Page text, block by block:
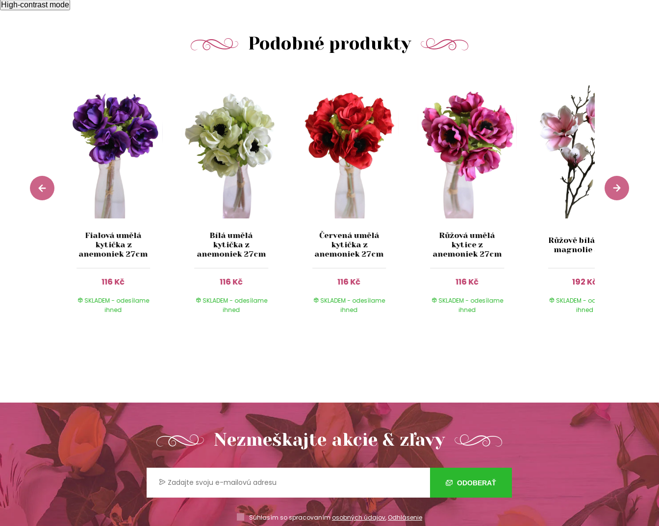
High-contrast mode
Podobné produkty
Fialová umělá
kytička z
anemoniek 27cm
116 Kč
SKLADEM - odesílame
ihned
Bílá umělá
kytička z
anemoniek 27cm
116 Kč
SKLADEM - odesílame
ihned
Červená umělá
kytička z
anemoniek 27cm
116 Kč
SKLADEM - odesílame
ihned
Růžová umělá
kytice z
anemoniek 27cm
116 Kč
SKLADEM - odesílame
ihned
Růžově bílá umělá
magnolie 88cm
192 Kč
SKLADEM - odesílame
ihned
Nezmeškajte akcie & zľavy
ODOBERAŤ
Súhlasím so spracovanímosobných údajov,Odhlásenie